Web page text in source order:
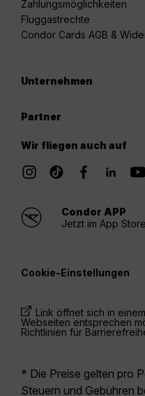
Zahlungsmöglichkeiten
Fluggastrechte
Condor Cards AGB &
Unternehmen
Partner
Wir fliegen auch auf
Condor APP
Jetzt im App
Cookie-Einstellungen
Link öffnet sich in
Webseiten entsprechen
Richtlinien für
* Die Preise gelten pro
Steuern und Gebühren